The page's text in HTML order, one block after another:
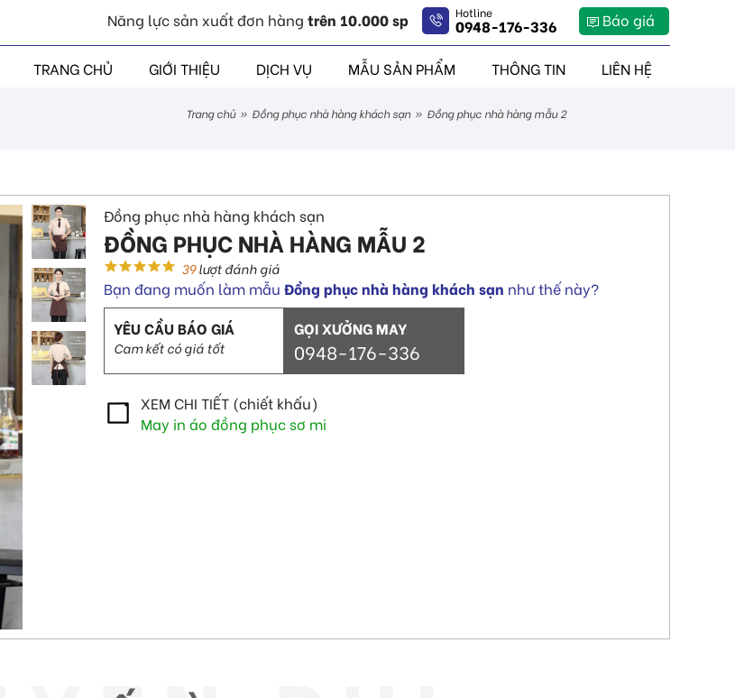
Năng lực sản xuất đơn hàng trên 10.000 sp Hotline
0948-176-336 Báo giá
TRANG CHỦ GIỚI THIỆU DỊCH VỤ MẪU SẢN PHẨM THÔNG TIN LIÊN HỆ
trang chủ » đồng phục nhà hàng khách sạn » đồng phục nhà hàng mẫu 2
Đồng phục nhà hàng khách sạn
ĐỒNG PHỤC NHÀ HÀNG MẪU 2
39lượt đánh giá
Bạn đang muốn làm mẫuĐồng phục nhà hàng khách sạn như thế này?
YÊU CẦU BÁO GIÁ
Cam kết có giá tốt
GỌI XƯỞNG MAY
0948-176-336
XEM CHI TIẾT (chiết khấu)
May in áo đồng phục sơ mi